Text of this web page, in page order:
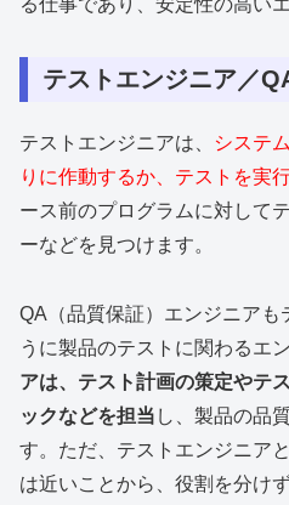
る仕事であり、安定性の高い
テストエンジニア／
テストエンジニアは、
システ
りに作動するか、テストを実
ース前のプログラムに対して
ーなどを見つけます。
QA（品質保証）エンジニアも
うに製品のテストに関わるエ
アは、テスト計画の策定やテ
ックなどを担当 し、製品の品
す。ただ、テストエンジニア
は近いことから、役割を分け